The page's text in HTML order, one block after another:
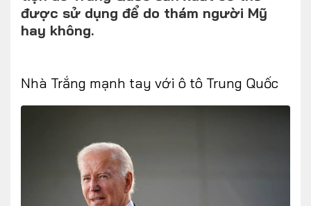
TRA CỨU XE
DÒNG XE
FOLLOW US
được sử dụng để do thám người Mỹ
hay không.
Nhà Trắng mạnh tay với ô tô Trung Quốc